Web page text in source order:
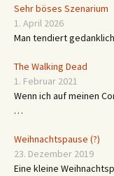
Sehr böses Szenarium
1. April 2026
Man tendiert
The Walking Dead
1. Februar 2021
Wenn ich auf meinen
…
Weihnachtspause (?)
23. Dezember 2019
Eine kleine